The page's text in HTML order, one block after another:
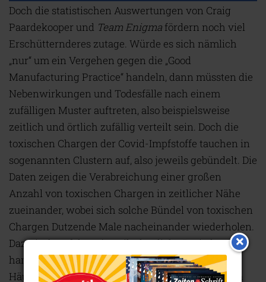
Doch die statistischen Auswertungen von Craig
Paardekooper und Team Enigma fördern noch viel
Erschütternderes zutage. Würde es sich nämlich
„nur“ um ein Vergehen gegen die „Good
Manufacturing Practice“ handeln, dann müssten die
Nebenwirkungen und Todesfälle nach einem
zufälligen Muster auftreten, also beispielsweise
zeitlich und örtlich zufällig verteilt sein. Doch die
toxischen Chargen der Covid-Impfstoffe tauchen in
sogenannten Clustern auf, also jeweils gebündelt. Die
Daten zeigen die Verabreichung einer großen
Anzahl von toxischen Chargen in zeitlicher Nähe
zueinander, wobei sich solche Bündel von toxischen
Chargen Dutzende Male nacheinander wiederholen.
Dazwischen folgen jeweils deutliche Perioden von
harmlosen Chargen, bis es wieder zu einer neuen
Häufung toxischer Injektionen kommt. Außerdem